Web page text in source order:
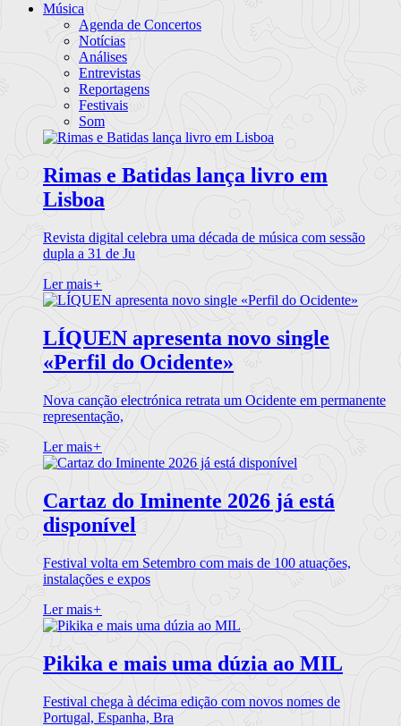
Música
Agenda de Concertos
Notícias
Análises
Entrevistas
Reportagens
Festivais
Som
Rimas e Batidas lança livro em
Lisboa
Revista digital celebra uma década de música com sessão
dupla a 31 de Ju
Ler mais+
LÍQUEN apresenta novo single
«Perfil do Ocidente»
Nova canção electrónica retrata um Ocidente em permanente
representação,
Ler mais+
Cartaz do Iminente 2026 já está
disponível
Festival volta em Setembro com mais de 100 atuações,
instalações e expos
Ler mais+
Pikika e mais uma dúzia ao MIL
Festival chega à décima edição com novos nomes de
Portugal, Espanha, Bra